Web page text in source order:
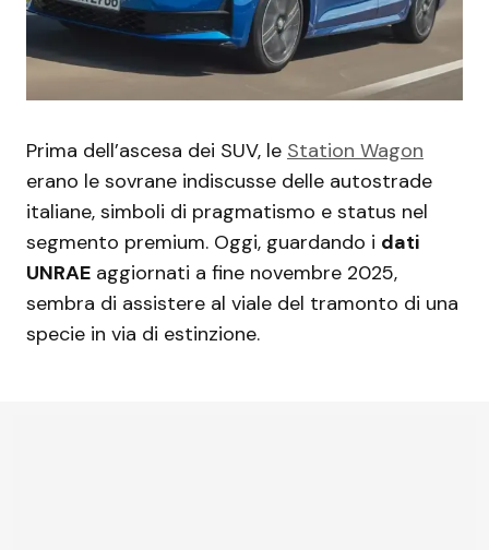
Prima dell’ascesa dei SUV, le Station Wagon
erano le sovrane indiscusse delle autostrade
italiane, simboli di pragmatismo e status nel
segmento premium. Oggi, guardando i dati
UNRAE aggiornati a fine novembre 2025,
sembra di assistere al viale del tramonto di una
specie in via di estinzione.